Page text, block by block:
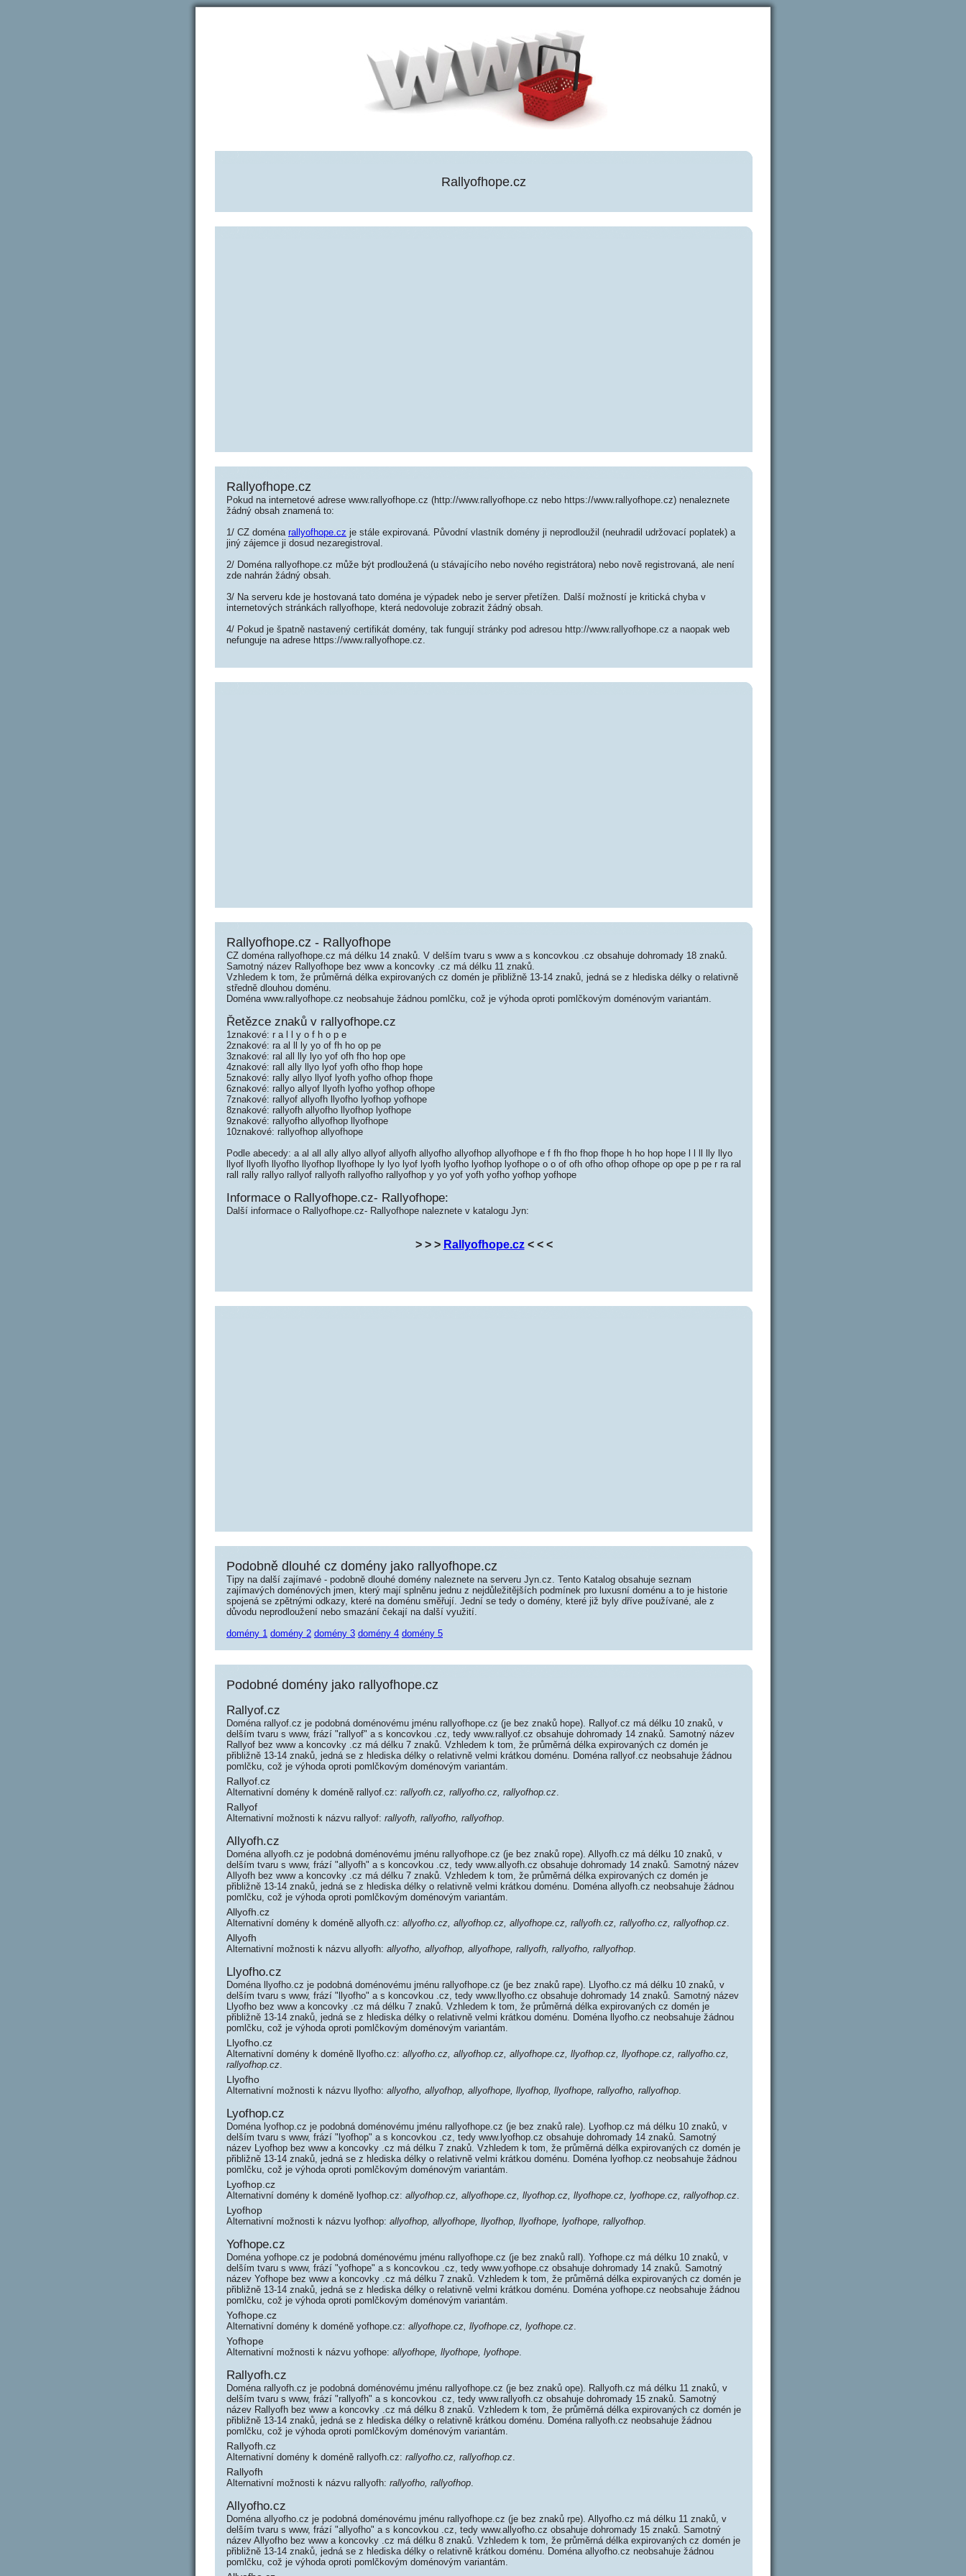
Rallyofhope.cz
Rallyofhope.cz
Pokud na internetové adrese www.rallyofhope.cz (http://www.rallyofhope.cz nebo https://www.rallyofhope.cz) nenaleznete
žádný obsah znamená to:
1/ CZ doména rallyofhope.cz je stále expirovaná. Původní vlastník domény ji neprodloužil (neuhradil udržovací poplatek) a
jiný zájemce ji dosud nezaregistroval.
2/ Doména rallyofhope.cz může být prodloužená (u stávajícího nebo nového registrátora) nebo nově registrovaná, ale není
zde nahrán žádný obsah.
3/ Na serveru kde je hostovaná tato doména je výpadek nebo je server přetížen. Další možností je kritická chyba v
internetových stránkách rallyofhope, která nedovoluje zobrazit žádný obsah.
4/ Pokud je špatně nastavený certifikát domény, tak fungují stránky pod adresou http://www.rallyofhope.cz a naopak web
nefunguje na adrese https://www.rallyofhope.cz.
Rallyofhope.cz - Rallyofhope
CZ doména rallyofhope.cz má délku 14 znaků. V delším tvaru s www a s koncovkou .cz obsahuje dohromady 18 znaků.
Samotný název Rallyofhope bez www a koncovky .cz má délku 11 znaků.
Vzhledem k tom, že průměrná délka expirovaných cz domén je přibližně 13-14 znaků, jedná se z hlediska délky o relativně
středně dlouhou doménu.
Doména www.rallyofhope.cz neobsahuje žádnou pomlčku, což je výhoda oproti pomlčkovým doménovým variantám.
Řetězce znaků v rallyofhope.cz
1znakové: r a l l y o f h o p e
2znakové: ra al ll ly yo of fh ho op pe
3znakové: ral all lly lyo yof ofh fho hop ope
4znakové: rall ally llyo lyof yofh ofho fhop hope
5znakové: rally allyo llyof lyofh yofho ofhop fhope
6znakové: rallyo allyof llyofh lyofho yofhop ofhope
7znakové: rallyof allyofh llyofho lyofhop yofhope
8znakové: rallyofh allyofho llyofhop lyofhope
9znakové: rallyofho allyofhop llyofhope
10znakové: rallyofhop allyofhope
Podle abecedy: a al all ally allyo allyof allyofh allyofho allyofhop allyofhope e f fh fho fhop fhope h ho hop hope l l ll lly llyo
llyof llyofh llyofho llyofhop llyofhope ly lyo lyof lyofh lyofho lyofhop lyofhope o o of ofh ofho ofhop ofhope op ope p pe r ra ral
rall rally rallyo rallyof rallyofh rallyofho rallyofhop y yo yof yofh yofho yofhop yofhope
Informace o Rallyofhope.cz- Rallyofhope:
Další informace o Rallyofhope.cz- Rallyofhope naleznete v katalogu Jyn:
> > > Rallyofhope.cz< < <
Podobně dlouhé cz domény jako rallyofhope.cz
Tipy na další zajímavé - podobně dlouhé domény naleznete na serveru Jyn.cz. Tento Katalog obsahuje seznam
zajímavých doménových jmen, který mají splněnu jednu z nejdůležitějších podmínek pro luxusní doménu a to je historie
spojená se zpětnými odkazy, které na doménu směřují. Jední se tedy o domény, které již byly dříve používané, ale z
důvodu neprodloužení nebo smazání čekají na další využití.
domény 1 domény 2 domény 3 domény 4 domény 5
Podobné domény jako rallyofhope.cz
Rallyof.cz
Doména rallyof.cz je podobná doménovému jménu rallyofhope.cz (je bez znaků hope). Rallyof.cz má délku 10 znaků, v
delším tvaru s www, frází "rallyof" a s koncovkou .cz, tedy www.rallyof.cz obsahuje dohromady 14 znaků. Samotný název
Rallyof bez www a koncovky .cz má délku 7 znaků. Vzhledem k tom, že průměrná délka expirovaných cz domén je
přibližně 13-14 znaků, jedná se z hlediska délky o relativně velmi krátkou doménu. Doména rallyof.cz neobsahuje žádnou
pomlčku, což je výhoda oproti pomlčkovým doménovým variantám.
Rallyof.cz
Alternativní domény k doméně rallyof.cz: rallyofh.cz, rallyofho.cz, rallyofhop.cz.
Rallyof
Alternativní možnosti k názvu rallyof: rallyofh, rallyofho, rallyofhop.
Allyofh.cz
Doména allyofh.cz je podobná doménovému jménu rallyofhope.cz (je bez znaků rope). Allyofh.cz má délku 10 znaků, v
delším tvaru s www, frází "allyofh" a s koncovkou .cz, tedy www.allyofh.cz obsahuje dohromady 14 znaků. Samotný název
Allyofh bez www a koncovky .cz má délku 7 znaků. Vzhledem k tom, že průměrná délka expirovaných cz domén je
přibližně 13-14 znaků, jedná se z hlediska délky o relativně velmi krátkou doménu. Doména allyofh.cz neobsahuje žádnou
pomlčku, což je výhoda oproti pomlčkovým doménovým variantám.
Allyofh.cz
Alternativní domény k doméně allyofh.cz: allyofho.cz, allyofhop.cz, allyofhope.cz, rallyofh.cz, rallyofho.cz, rallyofhop.cz.
Allyofh
Alternativní možnosti k názvu allyofh: allyofho, allyofhop, allyofhope, rallyofh, rallyofho, rallyofhop.
Llyofho.cz
Doména llyofho.cz je podobná doménovému jménu rallyofhope.cz (je bez znaků rape). Llyofho.cz má délku 10 znaků, v
delším tvaru s www, frází "llyofho" a s koncovkou .cz, tedy www.llyofho.cz obsahuje dohromady 14 znaků. Samotný název
Llyofho bez www a koncovky .cz má délku 7 znaků. Vzhledem k tom, že průměrná délka expirovaných cz domén je
přibližně 13-14 znaků, jedná se z hlediska délky o relativně velmi krátkou doménu. Doména llyofho.cz neobsahuje žádnou
pomlčku, což je výhoda oproti pomlčkovým doménovým variantám.
Llyofho.cz
Alternativní domény k doméně llyofho.cz: allyofho.cz, allyofhop.cz, allyofhope.cz, llyofhop.cz, llyofhope.cz, rallyofho.cz,
rallyofhop.cz.
Llyofho
Alternativní možnosti k názvu llyofho: allyofho, allyofhop, allyofhope, llyofhop, llyofhope, rallyofho, rallyofhop.
Lyofhop.cz
Doména lyofhop.cz je podobná doménovému jménu rallyofhope.cz (je bez znaků rale). Lyofhop.cz má délku 10 znaků, v
delším tvaru s www, frází "lyofhop" a s koncovkou .cz, tedy www.lyofhop.cz obsahuje dohromady 14 znaků. Samotný
název Lyofhop bez www a koncovky .cz má délku 7 znaků. Vzhledem k tom, že průměrná délka expirovaných cz domén je
přibližně 13-14 znaků, jedná se z hlediska délky o relativně velmi krátkou doménu. Doména lyofhop.cz neobsahuje žádnou
pomlčku, což je výhoda oproti pomlčkovým doménovým variantám.
Lyofhop.cz
Alternativní domény k doméně lyofhop.cz: allyofhop.cz, allyofhope.cz, llyofhop.cz, llyofhope.cz, lyofhope.cz, rallyofhop.cz.
Lyofhop
Alternativní možnosti k názvu lyofhop: allyofhop, allyofhope, llyofhop, llyofhope, lyofhope, rallyofhop.
Yofhope.cz
Doména yofhope.cz je podobná doménovému jménu rallyofhope.cz (je bez znaků rall). Yofhope.cz má délku 10 znaků, v
delším tvaru s www, frází "yofhope" a s koncovkou .cz, tedy www.yofhope.cz obsahuje dohromady 14 znaků. Samotný
název Yofhope bez www a koncovky .cz má délku 7 znaků. Vzhledem k tom, že průměrná délka expirovaných cz domén je
přibližně 13-14 znaků, jedná se z hlediska délky o relativně velmi krátkou doménu. Doména yofhope.cz neobsahuje žádnou
pomlčku, což je výhoda oproti pomlčkovým doménovým variantám.
Yofhope.cz
Alternativní domény k doméně yofhope.cz: allyofhope.cz, llyofhope.cz, lyofhope.cz.
Yofhope
Alternativní možnosti k názvu yofhope: allyofhope, llyofhope, lyofhope.
Rallyofh.cz
Doména rallyofh.cz je podobná doménovému jménu rallyofhope.cz (je bez znaků ope). Rallyofh.cz má délku 11 znaků, v
delším tvaru s www, frází "rallyofh" a s koncovkou .cz, tedy www.rallyofh.cz obsahuje dohromady 15 znaků. Samotný
název Rallyofh bez www a koncovky .cz má délku 8 znaků. Vzhledem k tom, že průměrná délka expirovaných cz domén je
přibližně 13-14 znaků, jedná se z hlediska délky o relativně krátkou doménu. Doména rallyofh.cz neobsahuje žádnou
pomlčku, což je výhoda oproti pomlčkovým doménovým variantám.
Rallyofh.cz
Alternativní domény k doméně rallyofh.cz: rallyofho.cz, rallyofhop.cz.
Rallyofh
Alternativní možnosti k názvu rallyofh: rallyofho, rallyofhop.
Allyofho.cz
Doména allyofho.cz je podobná doménovému jménu rallyofhope.cz (je bez znaků rpe). Allyofho.cz má délku 11 znaků, v
delším tvaru s www, frází "allyofho" a s koncovkou .cz, tedy www.allyofho.cz obsahuje dohromady 15 znaků. Samotný
název Allyofho bez www a koncovky .cz má délku 8 znaků. Vzhledem k tom, že průměrná délka expirovaných cz domén je
přibližně 13-14 znaků, jedná se z hlediska délky o relativně krátkou doménu. Doména allyofho.cz neobsahuje žádnou
pomlčku, což je výhoda oproti pomlčkovým doménovým variantám.